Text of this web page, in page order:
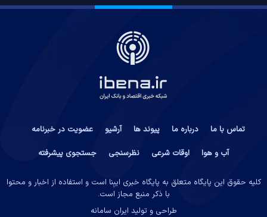
تماس با ما درباره ما پیوند ها آرشیو
عضویت در خبرنامه
آب و هوا
اوقات شرعی نظرسنجی جستجوی پیشرفته
کلیه حقوق این پایگاه متعلق به پایگاه خبری ایبِنا است و استفاده از اخبار و محتوا
با ذکر منبع مجاز است.
طراحی و تولید ایران سامانه